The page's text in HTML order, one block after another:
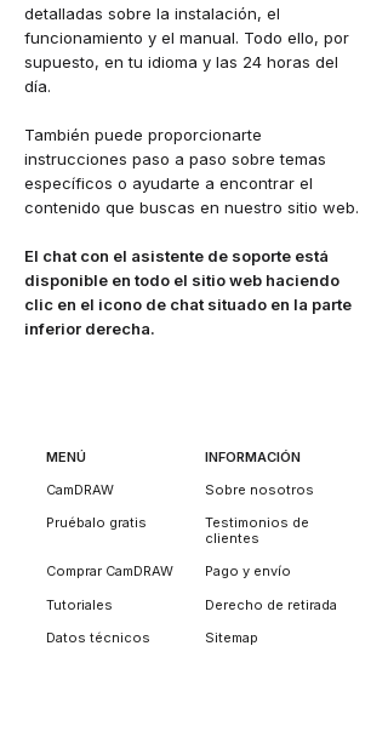
detalladas sobre la instalación, el
funcionamiento y el manual. Todo ello, por
supuesto, en tu idioma y las 24 horas del
día.
También puede proporcionarte
instrucciones paso a paso sobre temas
específicos o ayudarte a encontrar el
contenido que buscas en nuestro sitio web.
El chat con el asistente de soporte está
disponible en todo el sitio web haciendo
clic en el icono de chat situado en la parte
inferior derecha.
MENÚ
CamDRAW
Pruébalo gratis
Comprar CamDRAW
Tutoriales
Datos técnicos
INFORMACIÓN
Sobre nosotros
Testimonios de
clientes
Pago y envío
Derecho de retirada
Sitemap